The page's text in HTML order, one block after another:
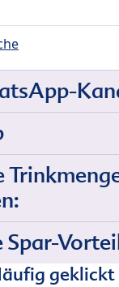
Spar-
geklickt